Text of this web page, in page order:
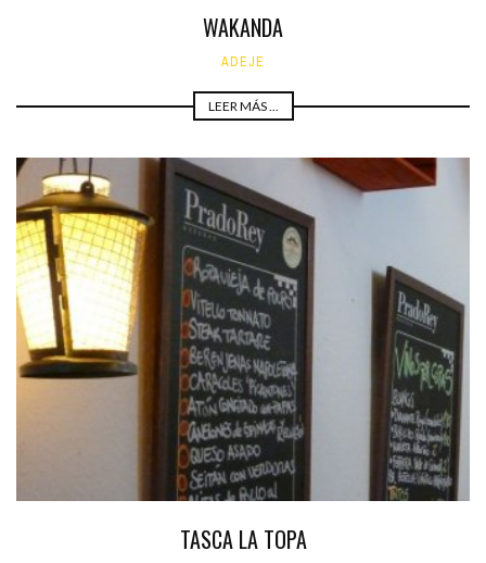
WAKANDA
ADEJE
LEER MÁS ...
TASCA LA TOPA